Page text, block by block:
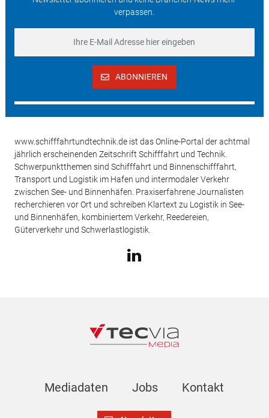
verpassen.
ABONNIEREN
www.schifffahrtundtechnik.de ist das Online-Portal der achtmal
jährlich erscheinenden Zeitschrift Schifffahrt und Technik.
Schwerpunktthemen sind Schifffahrt und Binnenschifffahrt,
Transport und Logistik im Hafen und intermodaler Verkehr
zwischen See- und Binnenhäfen. Praxiserfahrene Journalisten
recherchieren vor Ort und schreiben Klartext zu Logistik in See-
und Binnenhäfen, kombiniertem Verkehr, Reedereien,
Güterverkehr und Schwerlastlogistik.
Mediadaten Jobs Kontakt